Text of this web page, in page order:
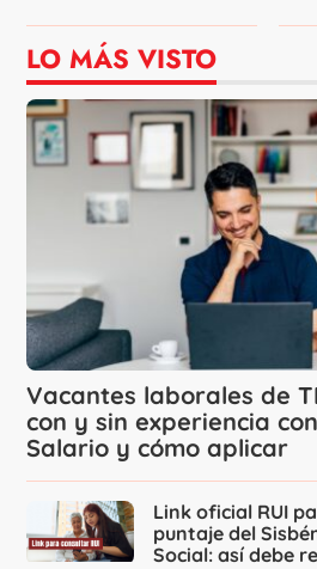
LO MÁS VISTO
Vacantes laborales de
con y sin experiencia
Salario y cómo aplicar
Link oficial RUI
puntaje del
Social: así debe